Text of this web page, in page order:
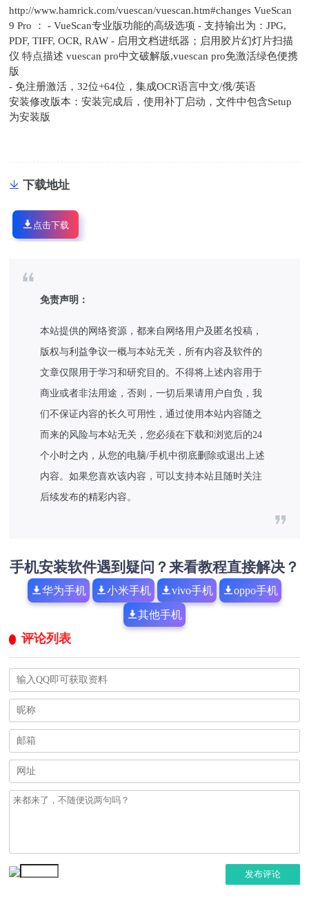
http://www.hamrick.com/vuescan/vuescan.htm#changes VueScan
9 Pro ： - VueScan专业版功能的高级选项 - 支持输出为：JPG,
PDF, TIFF, OCR, RAW - 启用文档进纸器；启用胶片幻灯片扫描
仪 特点描述 vuescan pro中文破解版,vuescan pro免激活绿色便携
版
- 免注册激活，32位+64位，集成OCR语言中文/俄/英语
安装修改版本：安装完成后，使用补丁启动，文件中包含Setup
为安装版
下载地址
点击下载
免责声明：
本站提供的网络资源，都来自网络用户及匿名投稿，
版权与利益争议一概与本站无关，所有内容及软件的
文章仅限用于学习和研究目的。不得将上述内容用于
商业或者非法用途，否则，一切后果请用户自负，我
们不保证内容的长久可用性，通过使用本站内容随之
而来的风险与本站无关，您必须在下载和浏览后的24
个小时之内，从您的电脑/手机中彻底删除或退出上述
内容。如果您喜欢该内容，可以支持本站且随时关注
后续发布的精彩内容。
手机安装软件遇到疑问？来看教程直接解决？
华为手机 小米手机 vivo手机 oppo手机
其他手机
评论列表
发布评论